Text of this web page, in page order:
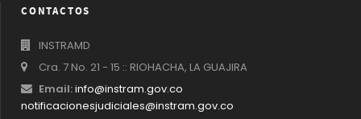
CONTACTOS
INSTRAMD
Cra. 7 No. 21 - 15 :: RIOHACHA, LA GUAJIRA
Email:info@instram.gov.co
notificacionesjudiciales@instram.gov.co